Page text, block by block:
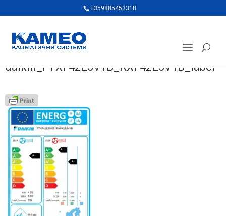
+359885453318
daikin_FTXF42E5V1B_RXF42E5V1B_label